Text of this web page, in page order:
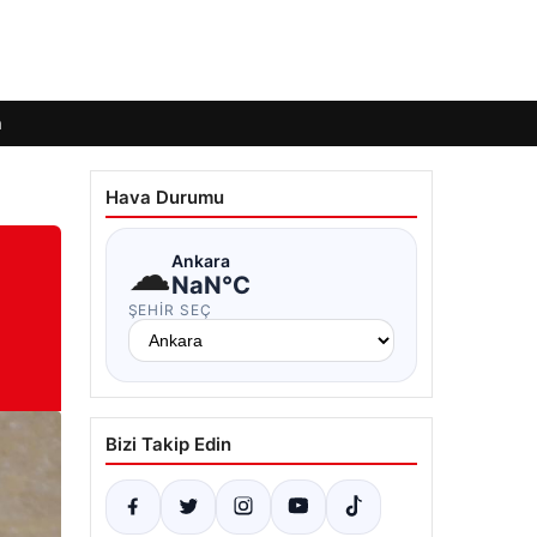
Hava Durumu
☁Ankara
NaN°C
ŞEHIR SEÇ
Bizi Takip Edin